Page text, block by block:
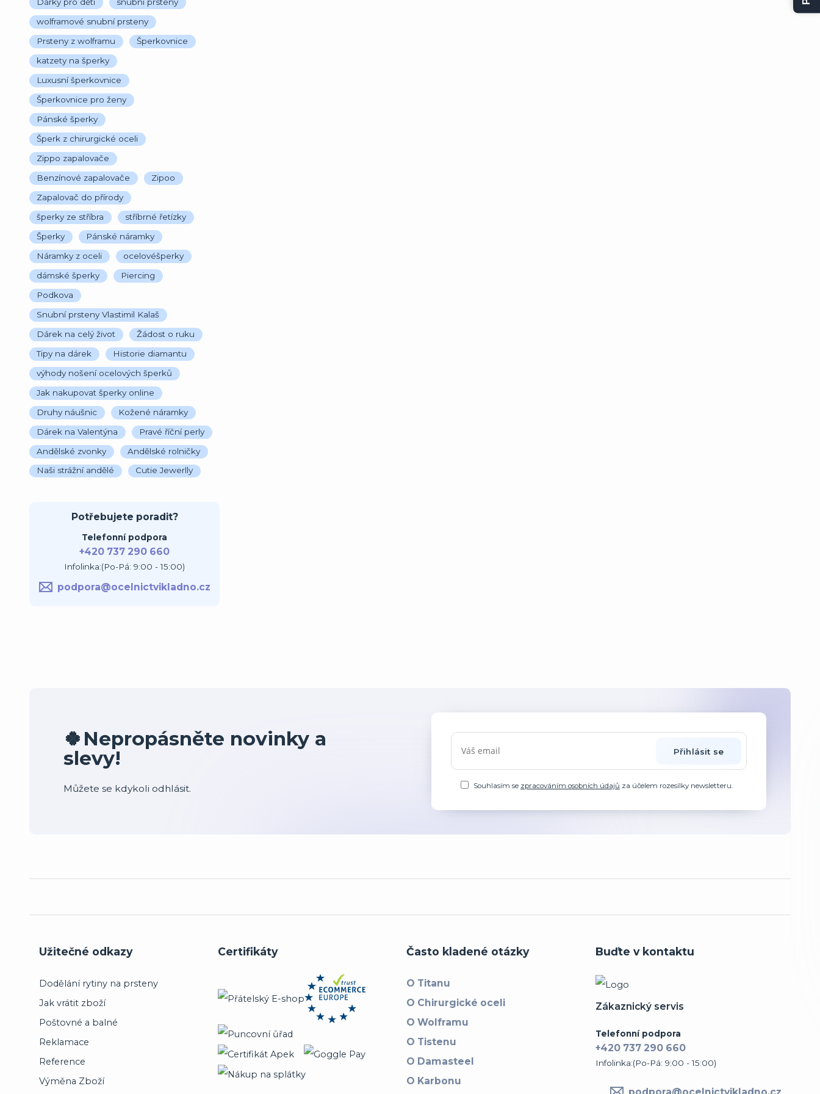
Dárky pro děti
snubní prsteny
wolframové snubní prsteny
Prsteny z wolframu
Šperkovnice
katzety na šperky
Luxusní šperkovnice
Šperkovnice pro ženy
Pánské šperky
Šperk z chirurgické oceli
Zippo zapalovače
Benzínové zapalovače
Zipoo
Zapalovač do přírody
šperky ze stříbra
stříbrné řetízky
Šperky
Pánské náramky
Náramky z oceli
ocelovéšperky
dámské šperky
Piercing
Podkova
Snubní prsteny Vlastimil Kalaš
Dárek na celý život
Žádost o ruku
Tipy na dárek
Historie diamantu
výhody nošení ocelových šperků
Jak nakupovat šperky online
Druhy náušnic
Kožené náramky
Dárek na Valentýna
Pravé říční perly
Andělské zvonky
Andělské rolničky
Naši strážní andělé
Cutie Jewerlly
Potřebujete poradit?
Telefonní podpora
+420 737 290 660
Infolinka:(Po-Pá: 9:00 - 15:00)
podpora@ocelnictvikladno.cz
🍀Nepropásněte novinky a
slevy!
Můžete se kdykoli odhlásit.
Přihlásit se
Souhlasím se zpracováním osobních údajů za účelem rozesílky newsletteru.
Užitečné odkazy
Dodělání rytiny na prsteny
Jak vrátit zboží
Poštovné a balné
Reklamace
Reference
Výměna Zboží
Certifikáty Často kladené otázky
O Titanu
O Chirurgické oceli
O Wolframu
O Tistenu
O Damasteel
O Karbonu
Buďte v kontaktu
Zákaznický servis
Telefonní podpora
+420 737 290 660
Infolinka:(Po-Pá: 9:00 - 15:00)
podpora@ocelnictvikladno.cz